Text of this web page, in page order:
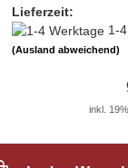
Lieferzeit:
1-
(Ausland abweichend)
inkl.